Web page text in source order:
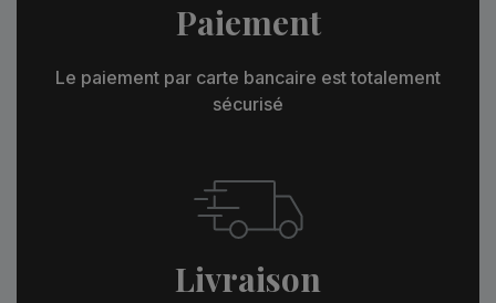
Paiement
Le paiement par carte bancaire est totalement
sécurisé
Livraison